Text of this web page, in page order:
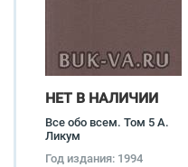
НЕТ В НАЛИЧИИ
Все обо всем. Том 5 А.
Ликум
Год издания: 1994